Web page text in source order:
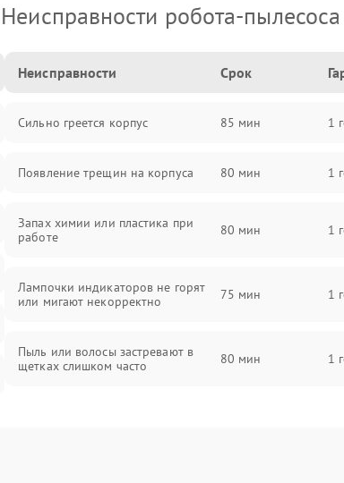
Неисправности робота-
Неисправности Срок
Сильно греется корпус 85 мин 1
Появление трещин на корпуса 80 мин 1
Запах химии или пластика при
работе
80 мин 1
Лампочки индикаторов не горят
или мигают некорректно
75 мин 1
Пыль или волосы застревают в
щетках слишком часто
80 мин 1